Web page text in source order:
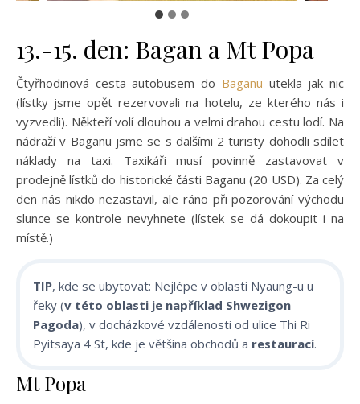
13.-15. den: Bagan a Mt Popa
Čtyřhodinová cesta autobusem do Baganu utekla jak nic
(lístky jsme opět rezervovali na hotelu, ze kterého nás i
vyzvedli). Někteří volí dlouhou a velmi drahou cestu lodí. Na
nádraží v Baganu jsme se s dalšími 2 turisty dohodli sdílet
náklady na taxi. Taxikáři musí povinně zastavovat v
prodejně lístků do historické části Baganu (20 USD). Za celý
den nás nikdo nezastavil, ale ráno při pozorování východu
slunce se kontrole nevyhnete (lístek se dá dokoupit i na
místě.)
TIP, kde se ubytovat: Nejlépe v oblasti Nyaung-u u
řeky (v této oblasti je například Shwezigon
Pagoda), v docházkové vzdálenosti od ulice Thi Ri
Pyitsaya 4 St, kde je většina obchodů a restaurací.
Mt Popa